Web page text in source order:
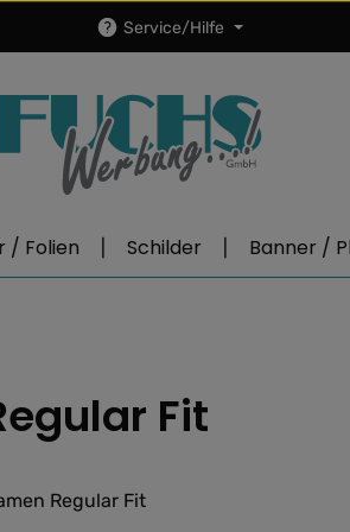
Service/Hilfe
/ Folien Schilder Banner /
Fit
Regular Fit